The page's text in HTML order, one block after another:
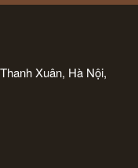
Xuân, Hà Nội,